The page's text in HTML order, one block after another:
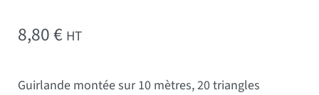
8,80€ HT
Guirlande montée sur 10 mètres, 20 triangles